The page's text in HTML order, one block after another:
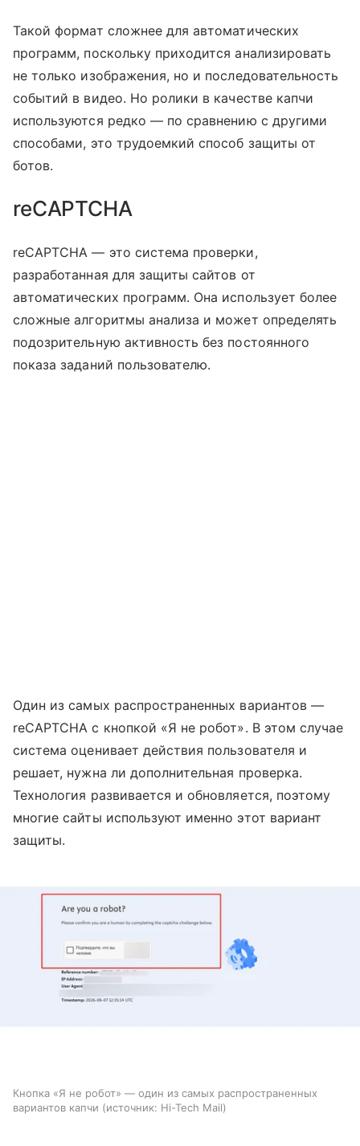
Такой формат сложнее для автоматических
программ, поскольку приходится анализировать
не только изображения, но и последовательность
событий в видео. Но ролики в качестве капчи
используются редко — по сравнению с другими
способами, это трудоемкий способ защиты от
ботов.
reCAPTCHA
reCAPTCHA — это система проверки,
разработанная для защиты сайтов от
автоматических программ. Она использует более
сложные алгоритмы анализа и может определять
подозрительную активность без постоянного
показа заданий пользователю.
Один из самых распространенных вариантов —
reCAPTCHA с кнопкой «Я не робот». В этом случае
система оценивает действия пользователя и
решает, нужна ли дополнительная проверка.
Технология развивается и обновляется, поэтому
многие сайты используют именно этот вариант
защиты.
Кнопка «Я не робот» — один из самых распространенных
вариантов капчи
источник: Hi-Tech Mail